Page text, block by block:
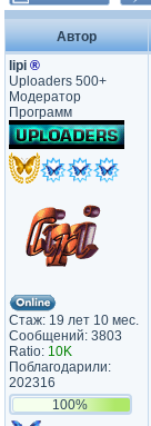
Автор
lipi ®
Uploaders 500+
Модератор
Программ
Стаж: 19 лет 10 мес.
Сообщений: 3803
Ratio: 10K
Поблагодарили:
202316
100%